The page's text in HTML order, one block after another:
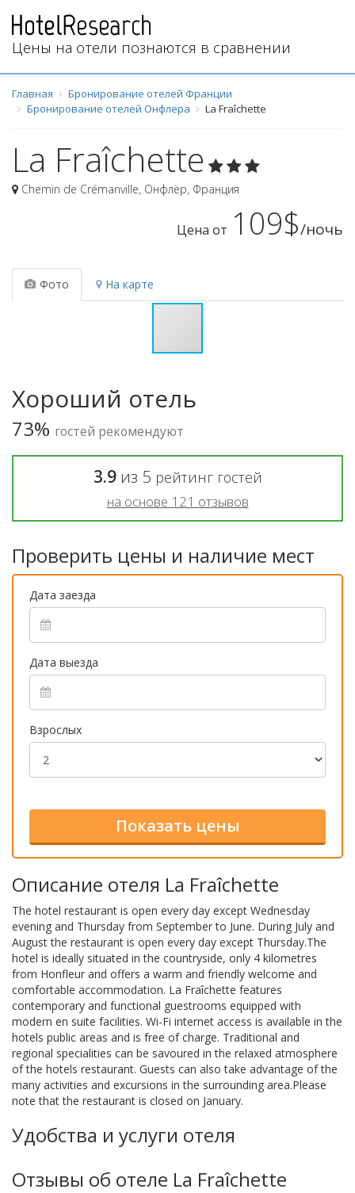
Цены на отели познаются в сравнении
Главная
Бронирование отелей Франции
Бронирование отелей Онфлера
La Fraîchette
La Fraîchette
Chemin de Crémanville, Онфлёр, Франция
Цена от 109$/ночь
Фото На карте
Хороший отель
73% гостей рекомендуют
3.9из 5 рейтинг гостей
на основе 121 отзывов
Проверить цены и наличие мест
Дата заезда
Дата выезда
Взрослых
Описание отеля La Fraîchette
The hotel restaurant is open every day except Wednesday
evening and Thursday from September to June. During July and
August the restaurant is open every day except Thursday.The
hotel is ideally situated in the countryside, only 4 kilometres
from Honfleur and offers a warm and friendly welcome and
comfortable accommodation. La Fraîchette features
contemporary and functional guestrooms equipped with
modern en suite facilities. Wi-Fi internet access is available in the
hotels public areas and is free of charge. Traditional and
regional specialities can be savoured in the relaxed atmosphere
of the hotels restaurant. Guests can also take advantage of the
many activities and excursions in the surrounding area.Please
note that the restaurant is closed on January.
Удобства и услуги отеля
Отзывы об отеле La Fraîchette